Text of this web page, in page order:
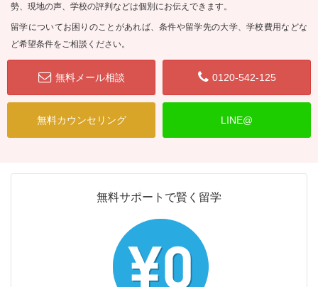
勢、現地の声、学校の評判などは個別にお伝えできます。
留学についてお困りのことがあれば、条件や留学先の大学、学校費用などな
ど希望条件をご相談ください。
無料メール相談 0120-542-125
無料カウンセリング LINE@
無料サポートで賢く留学